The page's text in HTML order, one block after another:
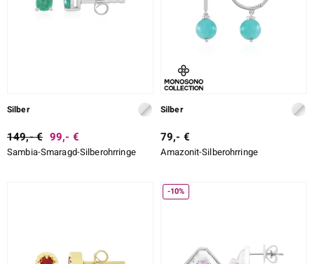
Silber
149,- € 99,- €
Sambia-Smaragd-Silberohrringe
Silber
79,- €
Amazonit-Silberohrringe
-10%